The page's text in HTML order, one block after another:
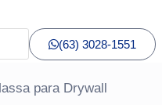
(63) 3028-1551
para Drywall